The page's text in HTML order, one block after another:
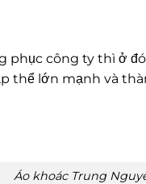
công ty thì ở
thể lớn mạnh và
Áo khoác Trung